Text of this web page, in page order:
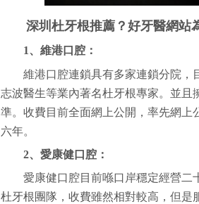
深圳杜牙根推薦？好牙醫網站
1、維港口腔：
維港口腔連鎖具有多家連鎖分院，
志波醫生等業內著名杜牙根專家。並
準。收費目前全面網上公開，率先網
六年。
2、愛康健口腔：
愛康健口腔目前喺口岸穩定經營二
杜牙根團隊，收費雖然相對較高，但